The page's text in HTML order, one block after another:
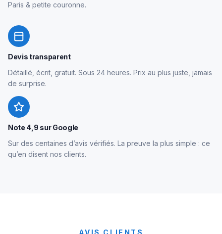
Paris & petite couronne.
Devis transparent
Détaillé, écrit, gratuit. Sous 24 heures. Prix au plus juste, jamais
de surprise.
Note 4,9 sur Google
Sur des centaines d’avis vérifiés. La preuve la plus simple : ce
qu’en disent nos clients.